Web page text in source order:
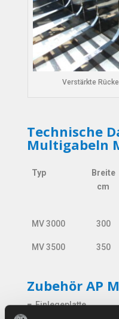
Verstärkte
Technische
Multigabeln
Typ
Breite
cm
Typ
Breite
MV 3000 300
MV 3500 350
Zubehör AP
■ Einlegeplatte